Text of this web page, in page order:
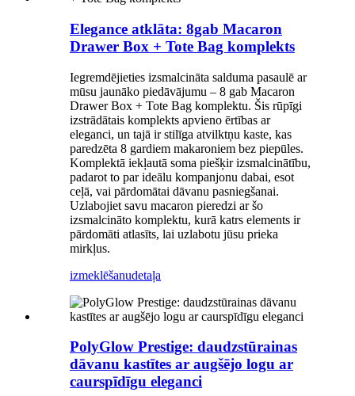
Elegance atklāta: 8gab Macaron
Drawer Box + Tote Bag komplekts
Iegremdējieties izsmalcināta salduma pasaulē ar
mūsu jaunāko piedāvājumu – 8 gab Macaron
Drawer Box + Tote Bag komplektu. Šis rūpīgi
izstrādātais komplekts apvieno ērtības ar
eleganci, un tajā ir stilīga atvilktņu kaste, kas
paredzēta 8 gardiem makaroniem bez piepūles.
Komplektā iekļautā soma piešķir izsmalcinātību,
padarot to par ideālu kompanjonu dabai, esot
ceļā, vai pārdomātai dāvanu pasniegšanai.
Uzlabojiet savu macaron pieredzi ar šo
izsmalcināto komplektu, kurā katrs elements ir
pārdomāti atlasīts, lai uzlabotu jūsu prieka
mirkļus.
izmeklēšanudetaļa
PolyGlow Prestige: daudzstūrainas
dāvanu kastītes ar augšējo logu ar
caurspīdīgu eleganci